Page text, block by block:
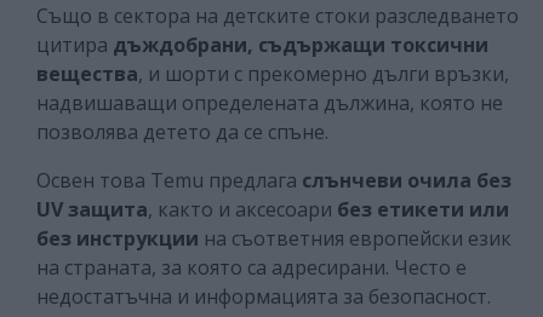
Също в сектора на детските стоки разследването
цитира дъждобрани, съдържащи токсични
вещества, и шорти с прекомерно дълги връзки,
надвишаващи определената дължина, която не
позволява детето да се спъне.
Освен това Temu предлага слънчеви очила без
UV защита, както и аксесоари без етикети или
без инструкции на съответния европейски език
на страната, за която са адресирани. Често е
недостатъчна и информацията за безопасност.